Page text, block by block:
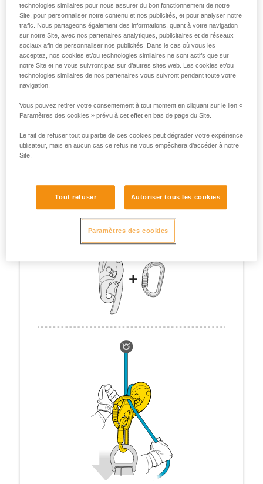
technologies similaires pour nous assurer du bon fonctionnement de notre
Site, pour personnaliser notre contenu et nos publicités, et pour analyser notre
trafic. Nous partageons également des informations, quant à votre navigation
sur notre Site, avec nos partenaires analytiques, publicitaires et de réseaux
sociaux afin de personnaliser nos publicités. Dans le cas où vous les
acceptez, nos cookies et/ou technologies similaires ne sont actifs que sur
notre Site et ne vous suivront pas sur d’autres sites web. Les cookies et/ou
technologies similaires de nos partenaires vous suivront pendant toute votre
navigation.
Vous pouvez retirer votre consentement à tout moment en cliquant sur le lien «
Paramètres des cookies » prévu à cet effet en bas de page du Site.
Le fait de refuser tout ou partie de ces cookies peut dégrader votre expérience
utilisateur, mais en aucun cas ce refus ne vous empêchera d’accéder à notre
Site.
Tout refuser Autoriser tous les cookies
Paramètres des cookies